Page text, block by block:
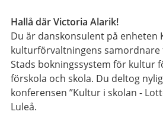
Hallå där Victoria Alarik!
Du är danskonsulent på enheten
kulturförvaltningens samordnare
Stads bokningssystem för kultur
förskola och skola. Du deltog
konferensen ”Kultur i skolan -
Luleå.